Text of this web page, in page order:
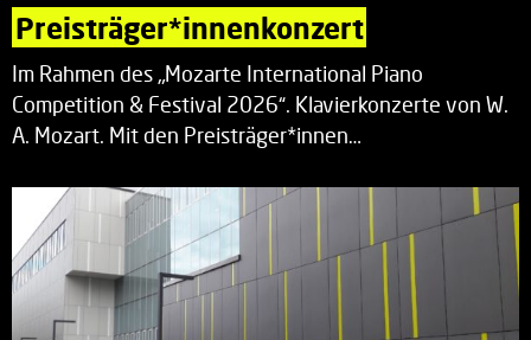
Preisträger*innenkonzert
Im Rahmen des „Mozarte International Piano
Competition & Festival 2026“. Klavierkonzerte von W.
A. Mozart. Mit den Preisträger*innen…